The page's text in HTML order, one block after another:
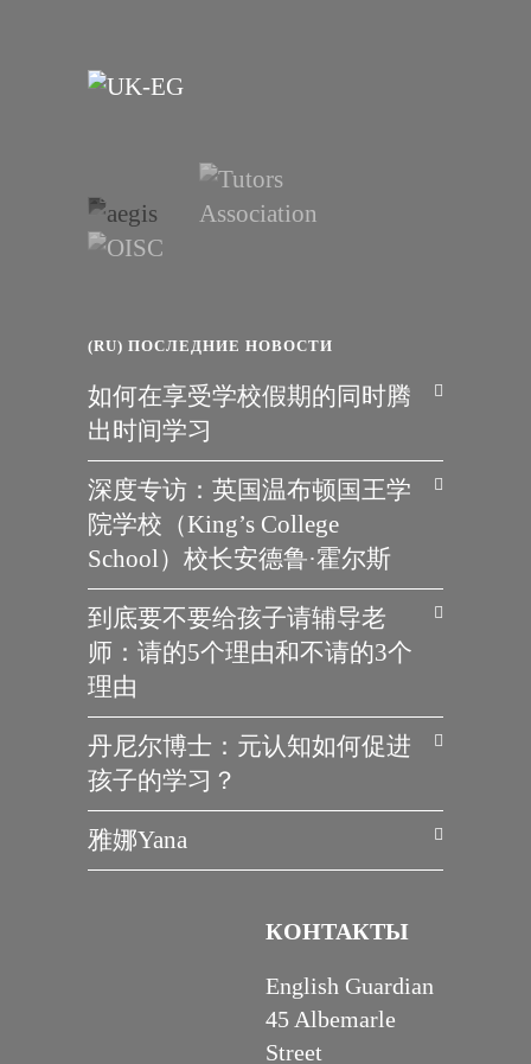
(RU) ПОСЛЕДНИЕ НОВОСТИ
如何在享受学校假期的同时腾
出时间学习
深度专访：英国温布顿国王学
院学校（King’s College
School）校长安德鲁·霍尔斯
到底要不要给孩子请辅导老
师：请的5个理由和不请的3个
理由
丹尼尔博士：元认知如何促进
孩子的学习？
雅娜Yana
КОНТАКТЫ
English Guardian
45 Albemarle
Street